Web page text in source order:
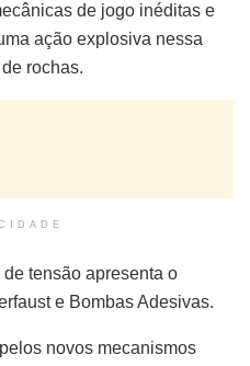
de jogo inéditas e
ação explosiva nessa
rochas.
tensão apresenta o
e Bombas Adesivas.
novos mecanismos